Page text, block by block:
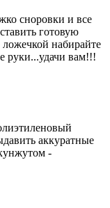
сноровки и все
готовую
набирайте
руки...удачи вам!!!
аккуратные
-